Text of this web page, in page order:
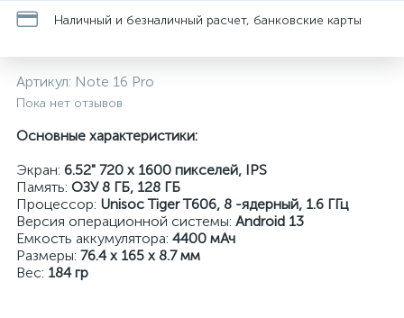
Наличный и безналичный расчет, банковские карты
Артикул: Note 16 Pro
Пока нет отзывов
Основные характеристики:
Экран: 6.52" 720 x 1600 пикселей, IPS
Память: ОЗУ 8 ГБ, 128 ГБ
Процессор: Unisoc Tiger T606, 8 -ядерный, 1.6 ГГц
Версия операционной системы: Android 13
Емкость аккумулятора: 4400 мАч
Размеры: 76.4 x 165 x 8.7 мм
Вес: 184 гр